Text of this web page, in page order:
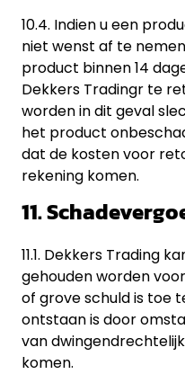
10.4. Indien u een
niet wenst af te
product binnen 14
Dekkers Tradingr te
worden in dit geval
het product
dat de kosten voor
rekening komen.
11.
11.1. Dekkers Trading
gehouden worden
of grove schuld is toe
ontstaan is door
van
komen.